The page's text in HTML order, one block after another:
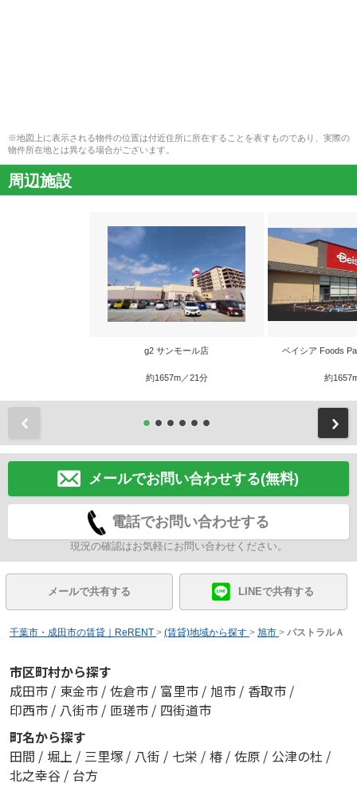
※地図上に表示される物件の位置は付近住所に所在することを表すものであり、実際の
物件所在地とは異なる場合がございます。
周辺施設
g2 サンモール店
約1657m／21分
ベイシア Foods
約
メールでお問い合わせする(無料)
電話でお問い合わせする
現況の確認はお気軽にお問い合わせください。
メールで共有する LINEで共有する
千葉市・成田市の賃貸｜ReRENT > (賃貸)地域から探す > 旭市 > パストラルＡ
市区町村から探す
成田市 / 東金市 / 佐倉市 / 富里市 / 旭市 / 香取市 /
印西市 / 八街市 / 匝瑳市 / 四街道市
町名から探す
田間 / 堀上 / 三里塚 / 八街 / 七栄 / 椿 / 佐原 / 公津の杜 /
北之幸谷 / 台方